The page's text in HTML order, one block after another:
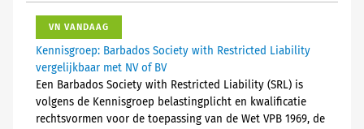
VN VANDAAG
Kennisgroep: Barbados Society with Restricted Liability
vergelijkbaar met NV of BV
Een Barbados Society with Restricted Liability (SRL) is
volgens de Kennisgroep belastingplicht en kwalificatie
rechtsvormen voor de toepassing van de Wet VPB 1969, de